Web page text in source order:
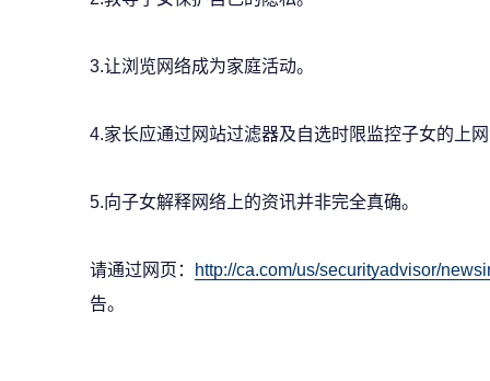
3.让浏览网络成为家庭活动。
4.家长应通过网站过滤器及自选时限监控子女的上
5.向子女解释网络上的资讯并非完全真确。
请通过网页：
http://ca.com/us/securityadvisor/
告。